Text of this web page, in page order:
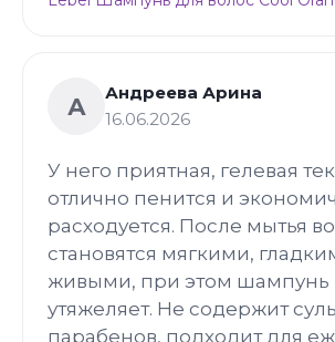
А
Андреева Арина
16.06.2026
У него приятная, гелевая
отлично пенится и
расходуется. После мытья
становятся мягкими,
живыми, при этом шампунь
утяжеляет. Не содержит
парабенов, подходит для